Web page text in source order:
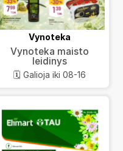
Vynoteka
Vynoteka maisto
leidinys
🗓️ Galioja iki 08-16